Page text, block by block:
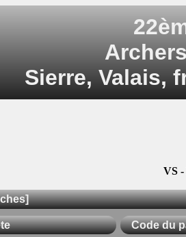
Sierre, Valais,
VS -
Code du